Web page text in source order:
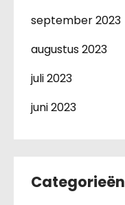
september 2023
augustus 2023
juli 2023
juni 2023
Categorieën